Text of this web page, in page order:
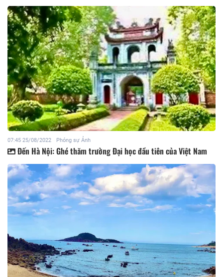
07:45 25/08/2022 Phóng sự Ảnh
Đến Hà Nội: Ghé thăm trường Đại học đầu tiên của Việt Nam